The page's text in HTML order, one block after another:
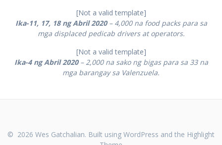
[Not a valid template]
Ika-11, 17, 18 ng Abril 2020– 4,000 na food packs para sa
mga displaced pedicab drivers at operators.
[Not a valid template]
Ika-4 ng Abril 2020– 2,000 na sako ng bigas para sa 33 na
mga barangay sa Valenzuela.
© 2026 Wes Gatchalian. Built using WordPress and the Highlight